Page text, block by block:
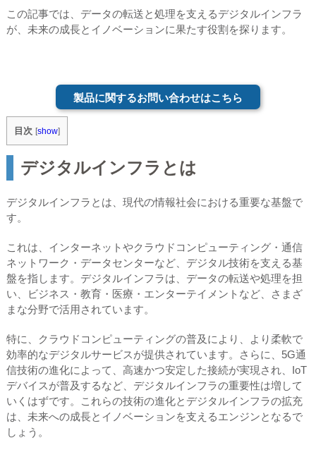
この記事では、データの転送と処理を支えるデジタルインフラ
が、未来の成長とイノベーションに果たす役割を探ります。
製品に関するお問い合わせはこちら
目次 [show]
デジタルインフラとは
デジタルインフラとは、現代の情報社会における重要な基盤で
す。
これは、インターネットやクラウドコンピューティング・通信
ネットワーク・データセンターなど、デジタル技術を支える基
盤を指します。デジタルインフラは、データの転送や処理を担
い、ビジネス・教育・医療・エンターテイメントなど、さまざ
まな分野で活用されています。
特に、クラウドコンピューティングの普及により、より柔軟で
効率的なデジタルサービスが提供されています。さらに、5G通
信技術の進化によって、高速かつ安定した接続が実現され、IoT
デバイスが普及するなど、デジタルインフラの重要性は増して
いくはずです。これらの技術の進化とデジタルインフラの拡充
は、未来への成長とイノベーションを支えるエンジンとなるで
しょう。